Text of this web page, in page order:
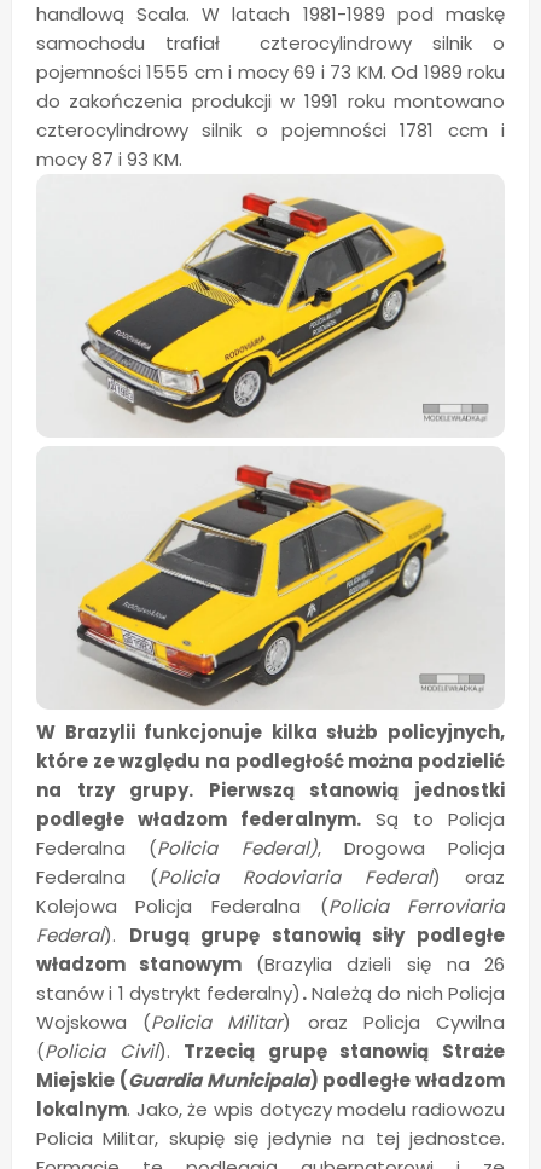
handlową Scala. W latach 1981-1989 pod maskę
samochodu trafiał czterocylindrowy silnik o
pojemności 1555 cm i mocy 69 i 73 KM. Od 1989 roku
do zakończenia produkcji w 1991 roku montowano
czterocylindrowy silnik o pojemności 1781 ccm i
mocy 87 i 93 KM.
W Brazylii funkcjonuje kilka służb policyjnych,
które ze względu na podległość można podzielić
na trzy grupy. Pierwszą stanowią jednostki
podległe władzom federalnym. Są to Policja
Federalna (Policia Federal), Drogowa Policja
Federalna (Policia Rodoviaria Federal) oraz
Kolejowa Policja Federalna (Policia Ferroviaria
Federal). Drugą grupę stanowią siły podległe
władzom stanowym (Brazylia dzieli się na 26
stanów i 1 dystrykt federalny).Należą do nich Policja
Wojskowa (Policia Militar) oraz Policja Cywilna
(Policia Civil). Trzecią grupę stanowią Straże
Miejskie (Guardia Municipala) podległe władzom
lokalnym. Jako, że wpis dotyczy modelu radiowozu
Policia Militar, skupię się jedynie na tej jednostce.